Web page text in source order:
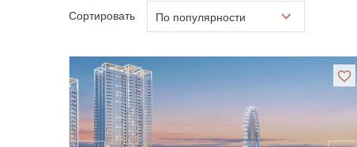
Сортировать По популярности